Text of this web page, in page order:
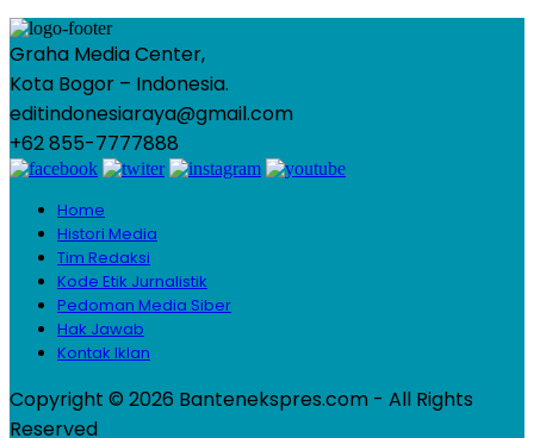
Graha Media Center,
Kota Bogor – Indonesia.
editindonesiaraya@gmail.com
+62 855-7777888
Home
Histori Media
Tim Redaksi
Kode Etik Jurnalistik
Pedoman Media Siber
Hak Jawab
Kontak Iklan
Copyright © 2026 Bantenekspres.com - All Rights
Reserved